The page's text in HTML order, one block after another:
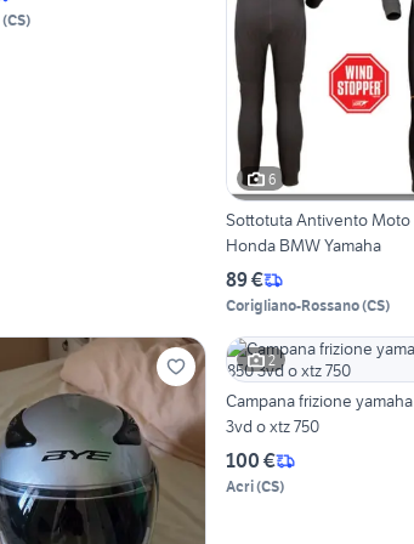
(CS)
6
Sottotuta Antivento Moto
Honda BMW Yamaha
89 €
Corigliano-Rossano(CS)
2
Campana frizione
3vd o xtz 750
100 €
Acri(CS)